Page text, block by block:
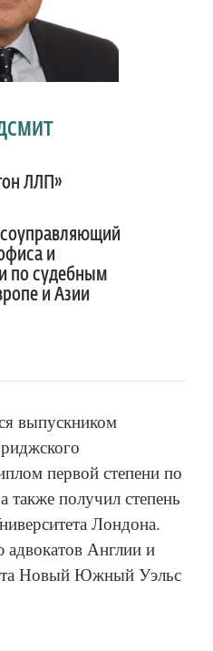
ЛЛП»
соуправляющий
и
по судебным
и Азии
выпускником
первой степени по
также получил степень
Лондона.
адвокатов Англии и
Новый Южный Уэльс